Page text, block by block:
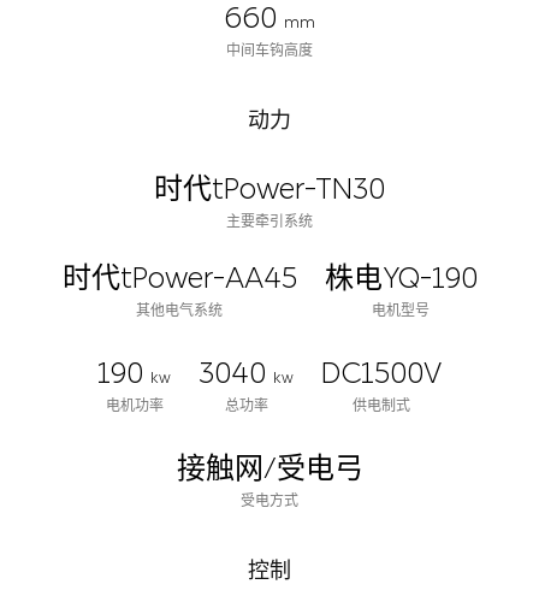
660 mm
中间车钩高度
动力
时代tPower-TN30
主要牵引系统
时代tPower-AA45
其他电气系统
株电YQ-190
电机型号
190
kw
电机功率
3040
kw
总功率
DC1500V
供电制式
接触网/受电弓
受电方式
控制